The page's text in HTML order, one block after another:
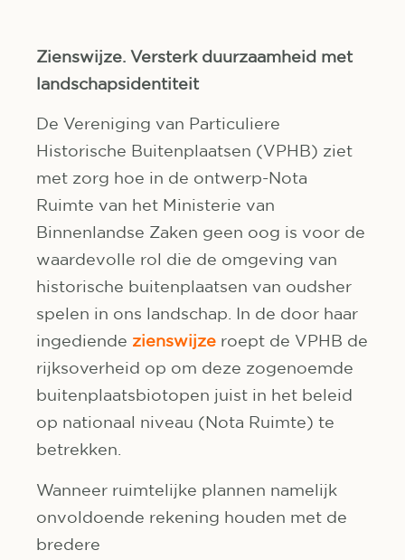
Zienswijze. Versterk duurzaamheid met
landschapsidentiteit
De Vereniging van Particuliere
Historische Buitenplaatsen (VPHB) ziet
met zorg hoe in de ontwerp-Nota
Ruimte van het Ministerie van
Binnenlandse Zaken geen oog is voor de
waardevolle rol die de omgeving van
historische buitenplaatsen van oudsher
spelen in ons landschap. In de door haar
ingediende zienswijze roept de VPHB de
rijksoverheid op om deze zogenoemde
buitenplaatsbiotopen juist in het beleid
op nationaal niveau (Nota Ruimte) te
betrekken.
Wanneer ruimtelijke plannen namelijk
onvoldoende rekening houden met de
bredere